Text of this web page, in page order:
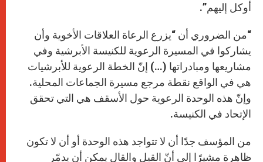
أوكل إليهم”.
“من الضروري أن “يزرع الرعاة العلاقات الأخوية وأن
يشاركوا في المسيرة الرعوية للكنيسة الأبرشية وفي
مشاريعها ومبادراتها (…) إنّ الخطة الرعوية للأبرشيات
هي في الواقع نقطة مرجع مسيرة الجماعات المحلية.
وإنّ هذه الوحدة الرعوية حول الأسقف هي التي تحقق
الإتحاد في الكنيسة.
من المؤسف جدًا أن لا تتواجد هذه الوحدة أو أن لا تكون
ظاهرة مشيرًا إلى أنّ القيل والقال يمكن أن يدمّر